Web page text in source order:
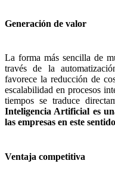
Generación de valor
La forma más sencilla de
través de la
favorece la reducción de
escalabilidad en procesos
tiempos se traduce
Inteligencia Artificial es
las empresas en este
Ventaja competitiva